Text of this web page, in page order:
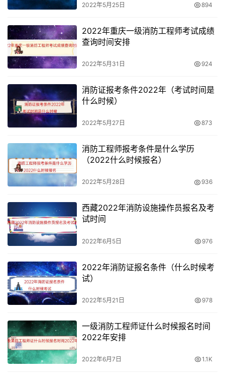
2022年5月25日 894
2022年重庆一级消防工程师考试成绩
查询时间安排
2022年5月31日 924
消防证报考条件2022年（考试时间是
什么时候）
2022年5月27日 873
消防工程师报考条件是什么学历
（2022什么时候报名）
2022年5月28日 936
西藏2022年消防设施操作员报名及考
试时间
2022年6月5日 976
2022年消防证报名条件（什么时候考
试）
2022年5月21日 978
一级消防工程师证什么时候报名时间
2022年安排
2022年6月7日 1.1K